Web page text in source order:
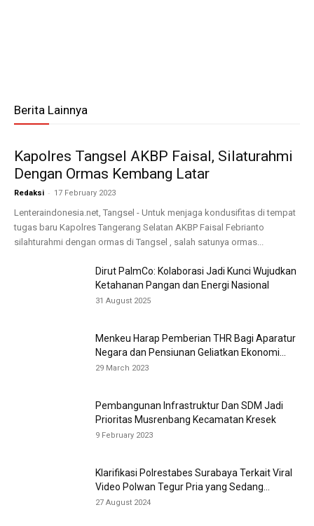
Berita Lainnya
Kapolres Tangsel AKBP Faisal, Silaturahmi
Dengan Ormas Kembang Latar
Redaksi - 17 February 2023
Lenteraindonesia.net, Tangsel - Untuk menjaga kondusifitas di tempat
tugas baru Kapolres Tangerang Selatan AKBP Faisal Febrianto
silahturahmi dengan ormas di Tangsel , salah satunya ormas...
Dirut PalmCo: Kolaborasi Jadi Kunci Wujudkan
Ketahanan Pangan dan Energi Nasional
31 August 2025
Menkeu Harap Pemberian THR Bagi Aparatur
Negara dan Pensiunan Geliatkan Ekonomi...
29 March 2023
Pembangunan Infrastruktur Dan SDM Jadi
Prioritas Musrenbang Kecamatan Kresek
9 February 2023
Klarifikasi Polrestabes Surabaya Terkait Viral
Video Polwan Tegur Pria yang Sedang...
27 August 2024